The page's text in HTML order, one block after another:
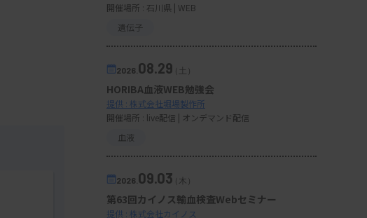
開催場所 : 石川県 | WEB
遺伝子
2026. 08.29 （土）
HORIBA血液WEB勉強会
提供 : 株式会社堀場製作所
開催場所 : live配信 | オンデマンド配信
血液
2026. 09.03（木）
第63回カイノス輸血検査Webセミナー
提供 : 株式会社カイノス